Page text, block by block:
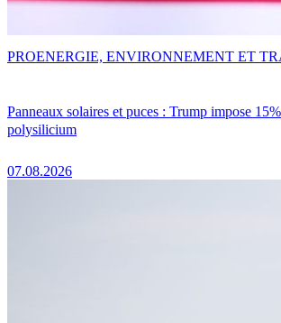
Panneaux solaires et puces : Trump impose
polysilicium
07.08.2026
PROENERGIE, ENVIRONNEMENT ET